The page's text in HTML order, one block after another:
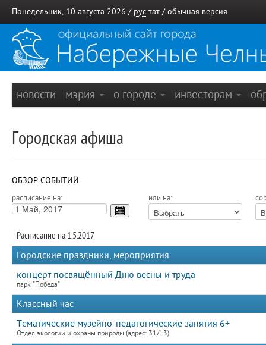
Понедельник, 10 августа 2026 / рус тат / обычная версия
новости мэрия о городе инвесторам
Городская афиша
ОБЗОР СОБЫТИЙ
расписание на: или на:
Расписание на 1.5.2017
Городские праздники, мероприятия
концерт посвящённый Дню весны и труда
парк "Победа"
Классный час
Тематические музейно-педагогические занятия 6+
Отдел экологии и охраны природы (адрес: 31/13)